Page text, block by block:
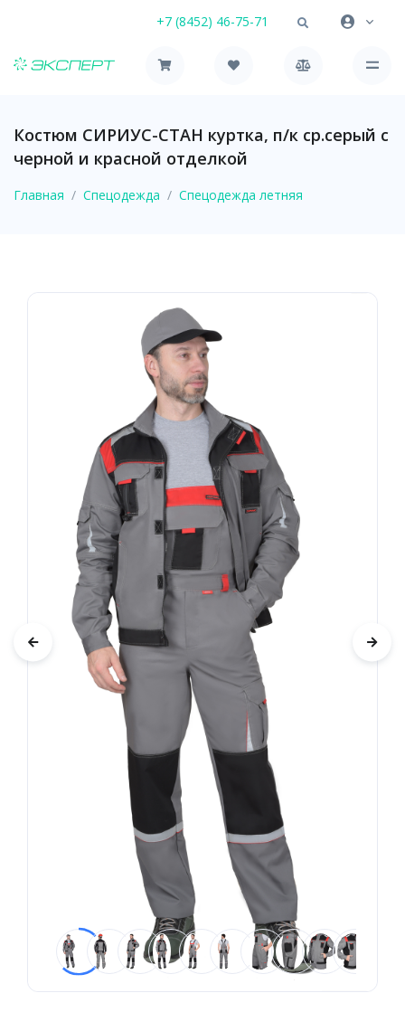
+7 (8452) 46-75-71
Костюм СИРИУС-СТАН куртка, п/к ср.серый с
черной и красной отделкой
Главная Спецодежда Спецодежда летняя